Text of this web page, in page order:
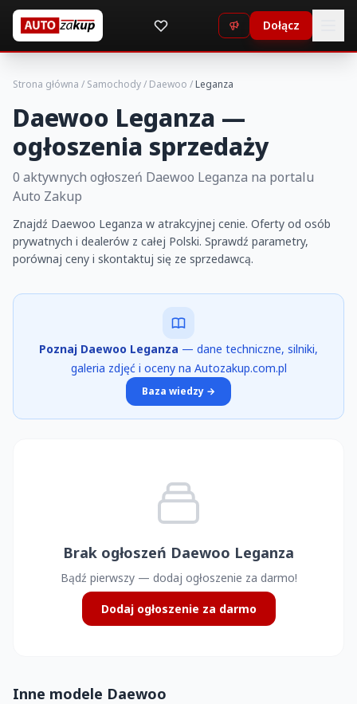
Dołącz
Strona główna / Samochody/ Daewoo /Leganza
Daewoo Leganza —
ogłoszenia sprzedaży
0 aktywnych ogłoszeń Daewoo Leganza na portalu
Auto Zakup
Znajdź Daewoo Leganza w atrakcyjnej cenie. Oferty od osób
prywatnych i dealerów z całej Polski. Sprawdź parametry,
porównaj ceny i skontaktuj się ze sprzedawcą.
Poznaj Daewoo Leganza — dane techniczne, silniki,
galeria zdjęć i oceny na Autozakup.com.pl
Baza wiedzy →
Brak ogłoszeń Daewoo Leganza
Bądź pierwszy — dodaj ogłoszenie za darmo!
Dodaj ogłoszenie za darmo
Inne modele Daewoo